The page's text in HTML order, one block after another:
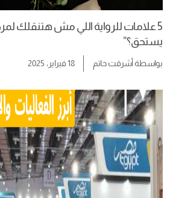
5 علامات للرواية اللي مش هتنقلك
يستحق؟”
بواسطةأشرقت حاتم 18 فبراير، 2025